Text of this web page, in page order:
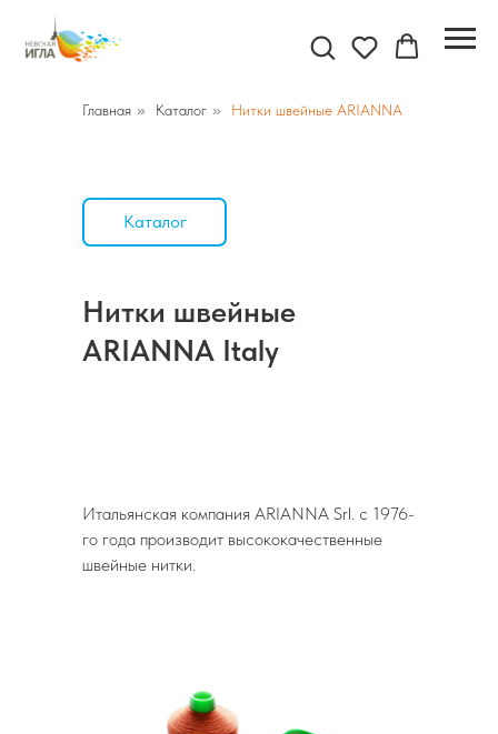
Главная » Каталог » Нитки швейные ARIANNA
Нитки швейные
ARIANNA Italy
Каталог
Итальянская компания ARIANNA Srl. с 1976-
го года производит высококачественные
швейные нитки.